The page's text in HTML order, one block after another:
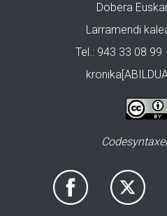
Dobera
Larramendi
Tel.: 943 33 08 99